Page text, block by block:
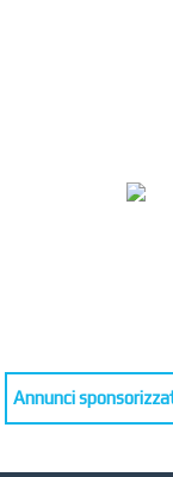
Annunci